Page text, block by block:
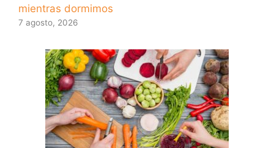
mientras dormimos
7 agosto, 2026